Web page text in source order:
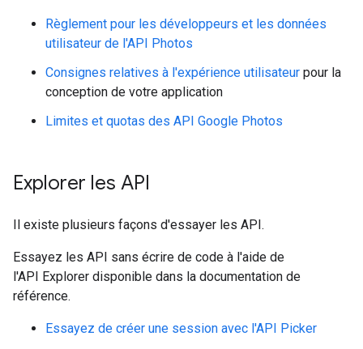
Règlement pour les développeurs et les données
utilisateur de l'API Photos
Consignes relatives à l'expérience utilisateur pour la
conception de votre application
Limites et quotas des API Google Photos
Explorer les API
Il existe plusieurs façons d'essayer les API.
Essayez les API sans écrire de code à l'aide de
l'API Explorer disponible dans la documentation de
référence.
Essayez de créer une session avec l'API Picker